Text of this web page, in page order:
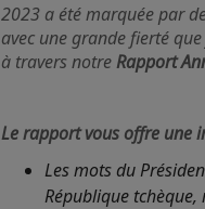
2023 a été marquée par
avec une grande fierté
à travers notreRapport
Le rapport vous offre une
Les mots du
République